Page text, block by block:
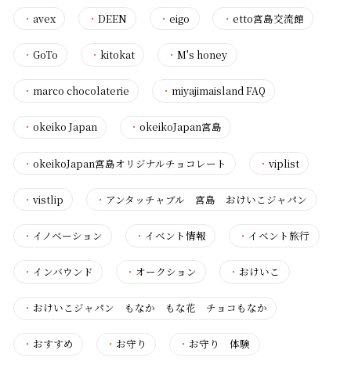
・ avex ・DEEN ・eigo ・ etto宮島交流館
・ GoTo ・kitokat ・M's honey
・ marco chocolaterie ・miyajimaisland FAQ
・ okeiko Japan ・okeikoJapan宮島
・ okeikoJapan宮島オリジナルチョコレート ・viplist
・ vistlip ・ アンタッチャブル 宮島 おけいこジャパン
・ イノベーション ・ イベント情報 ・ イベント旅行
・ インバウンド ・ オークション ・ おけいこ
・ おけいこジャパン もなか もな花 チョコもなか
・ おすすめ ・ お守り ・ お守り 体験